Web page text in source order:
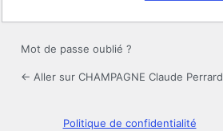
Mot de passe oublié ?
← Aller sur CHAMPAGNE Claude Perrard
Politique de confidentialité